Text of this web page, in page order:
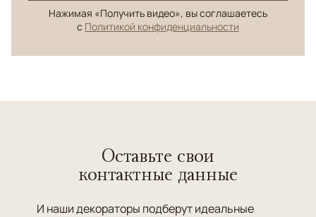
Нажимая «Получить видео», вы соглашаетесь
с Политикой конфиденциальности
Оставьте свои
контактные данные
И наши декораторы подберут идеальные